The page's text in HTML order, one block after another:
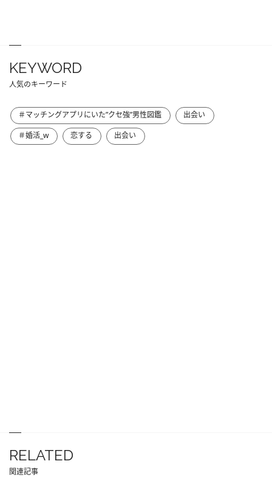
KEYWORD
人気のキーワード
＃マッチングアプリにいた”クセ強”男性図鑑
出会い
＃婚活_w
恋する 出会い
RELATED
関連記事